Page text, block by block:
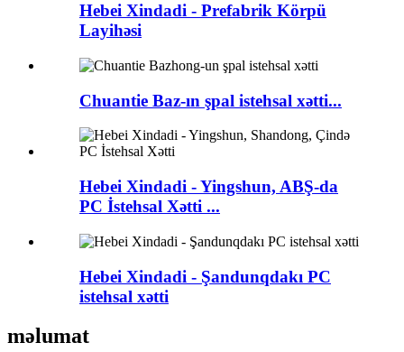
Hebei Xindadi - Prefabrik Körpü
Layihəsi
Chuantie Baz-ın şpal istehsal xətti...
Hebei Xindadi - Yingshun, ABŞ-da
PC İstehsal Xətti ...
Hebei Xindadi - Şandunqdakı PC
istehsal xətti
məlumat